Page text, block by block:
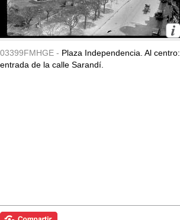
03399FMHGE - Plaza Independencia. Al centro:
entrada de la calle Sarandí.